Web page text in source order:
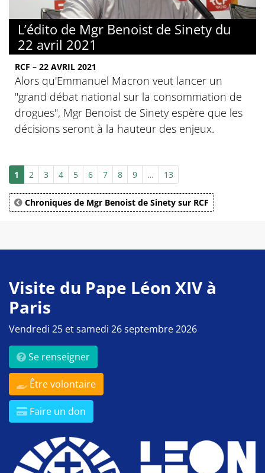
L’édito de Mgr Benoist de Sinety du
22 avril 2021
RCF – 22 AVRIL 2021
Alors qu'Emmanuel Macron veut lancer un
"grand débat national sur la consommation de
drogues", Mgr Benoist de Sinety espère que les
décisions seront à la hauteur des enjeux.
1 2 3 4 5 6 7 8 9 … 13
Chroniques de Mgr Benoist de Sinety sur RCF
Visite du Pape Léon XIV à
Paris
Vendredi 25 et samedi 26 septembre 2026
Se renseigner
Être volontaire
Faire un don